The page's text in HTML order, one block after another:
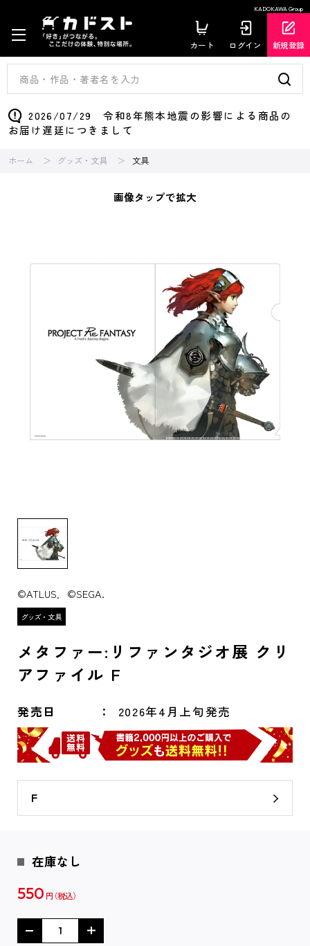
KADOKAWA Group
カート ログイン 新規登録
2026/07/29 令和8年熊本地震の影響による商品の
お届け遅延につきまして
ホーム グッズ・文具 文具
画像タップで拡大
©ATLUS．©SEGA.
メタファー:リファンタジオ展 クリ
アファイル F
発売日 2026年4月上旬発売
F
在庫なし
550 円